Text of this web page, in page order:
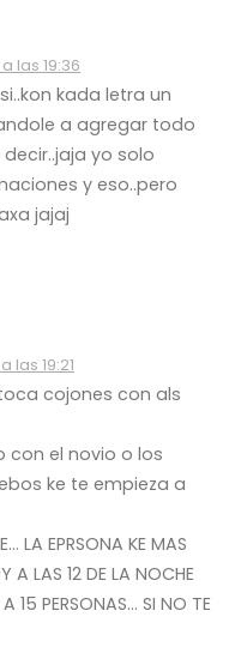
las 19:36
kada letra un
a agregar todo
yo solo
y eso..pero
jajaj
las 19:21
cojones con als
con el novio o los
ke te empieza a
LA EPRSONA KE MAS
A LAS 12 DE LA NOCHE
15 PERSONAS… SI NO TE